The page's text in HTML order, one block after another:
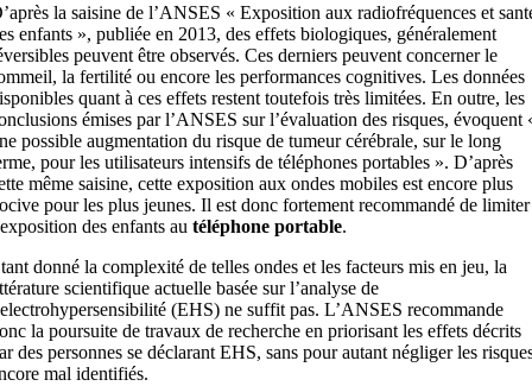
la saisine de l’ANSES « Exposition aux radiofréquences et
enfants », publiée en 2013, des effets biologiques, généralement
peuvent être observés. Ces derniers peuvent concerner le
la fertilité ou encore les performances cognitives. Les données
quant à ces effets restent toutefois très limitées. En outre, les
émises par l’ANSES sur l’évaluation des risques, évoquent
possible augmentation du risque de tumeur cérébrale, sur le long
pour les utilisateurs intensifs de téléphones portables ». D’après
même saisine, cette exposition aux ondes mobiles est encore plus
pour les plus jeunes. Il est donc fortement recommandé de limiter
des enfants au téléphone portable.
donné la complexité de telles ondes et les facteurs mis en jeu, la
scientifique actuelle basée sur l’analyse de
(EHS) ne suffit pas. L’ANSES recommande
la poursuite de travaux de recherche en priorisant les effets décrits
des personnes se déclarant EHS, sans pour autant négliger les
mal identifiés.